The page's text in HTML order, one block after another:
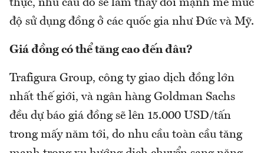
thực, nhu cầu đó sẽ làm thay đổi mạnh mẽ mức
độ sử dụng đồng ở các quốc gia như Đức và Mỹ.
Giá đồng có thể tăng cao đến đâu?
Trafigura Group, công ty giao dịch đồng lớn
nhất thế giới, và ngân hàng Goldman Sachs
đều dự báo giá đồng sẽ lên 15.000 USD/tấn
trong mấy năm tới, do nhu cầu toàn cầu tăng